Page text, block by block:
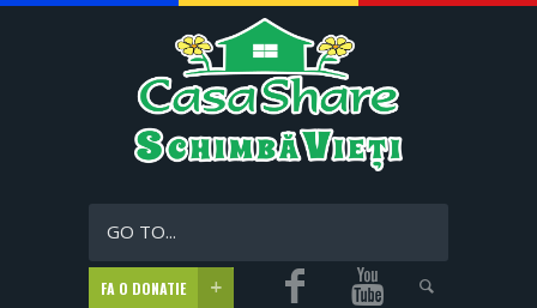
GO TO...
FA O DONATIE